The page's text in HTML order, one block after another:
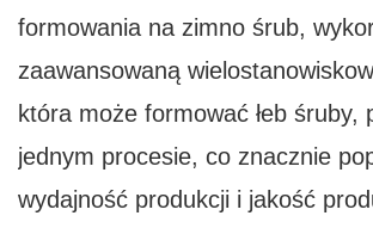
formowania na zimno śrub,
zaawansowaną
która może formować łeb śruby,
jednym procesie, co znacznie
wydajność produkcji i jakość